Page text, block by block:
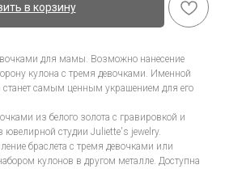
в корзину
для мамы. Возможно нанесение
кулона с тремя девочками. Именной
станет самым ценным украшением для его
из белого золота с гравировкой и
ювелирной студии Juliette's jewelry.
браслета с тремя девочками или
кулонов в другом металле. Доступна